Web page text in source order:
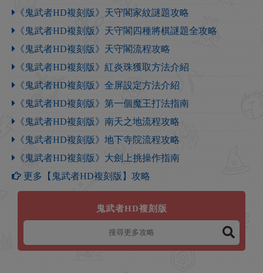
《鬼武者HD複刻版》天守閣家紋謎題攻略
《鬼武者HD複刻版》天守閣四種將棋謎題全攻略
《鬼武者HD複刻版》天守閣流程攻略
《鬼武者HD複刻版》紅炎珠獲取方法介紹
《鬼武者HD複刻版》全屏設定方法介紹
《鬼武者HD複刻版》第一個魔王打法指南
《鬼武者HD複刻版》南天之地流程攻略
《鬼武者HD複刻版》地下寺院流程攻略
《鬼武者HD複刻版》大劍上挑操作指南
更多【鬼武者HD複刻版】攻略
鬼武者HD複刻版